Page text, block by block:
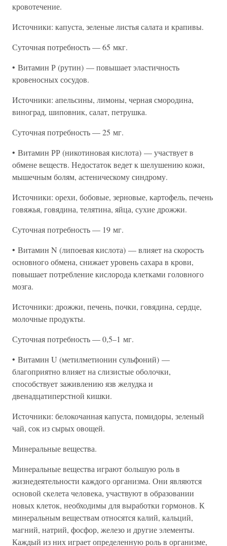
кровотечение.
Источники: капуста, зеленые листья салата и крапивы.
Суточная потребность — 65 мкг.
• Витамин Р (рутин) — повышает эластичность
кровеносных сосудов.
Источники: апельсины, лимоны, черная смородина,
виноград, шиповник, салат, петрушка.
Суточная потребность — 25 мг.
• Витамин РР (никотиновая кислота) — участвует в
обмене веществ. Недостаток ведет к шелушению кожи,
мышечным болям, астеническому синдрому.
Источники: орехи, бобовые, зерновые, картофель, печень
говяжья, говядина, телятина, яйца, сухие дрожжи.
Суточная потребность — 19 мг.
• Витамин N (липоевая кислота) — влияет на скорость
основного обмена, снижает уровень сахара в крови,
повышает потребление кислорода клетками головного
мозга.
Источники: дрожжи, печень, почки, говядина, сердце,
молочные продукты.
Суточная потребность — 0,5–1 мг.
• Витамин U (метилметионин сульфоний) —
благоприятно влияет на слизистые оболочки,
способствует заживлению язв желудка и
двенадцатиперстной кишки.
Источники: белокочанная капуста, помидоры, зеленый
чай, сок из сырых овощей.
Минеральные вещества.
Минеральные вещества играют большую роль в
жизнедеятельности каждого организма. Они являются
основой скелета человека, участвуют в образовании
новых клеток, необходимы для выработки гормонов. К
минеральным веществам относятся калий, кальций,
магний, натрий, фосфор, железо и другие элементы.
Каждый из них играет определенную роль в организме,